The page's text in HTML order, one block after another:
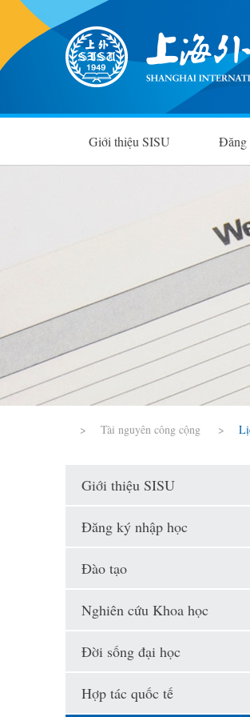
Giới thiệu SISU Đăng
> Tài nguyên công cộng >
Giới thiệu SISU
Đăng ký nhập học
Đào tạo
Nghiên cứu Khoa học
Đời sống đại học
Hợp tác quốc tế